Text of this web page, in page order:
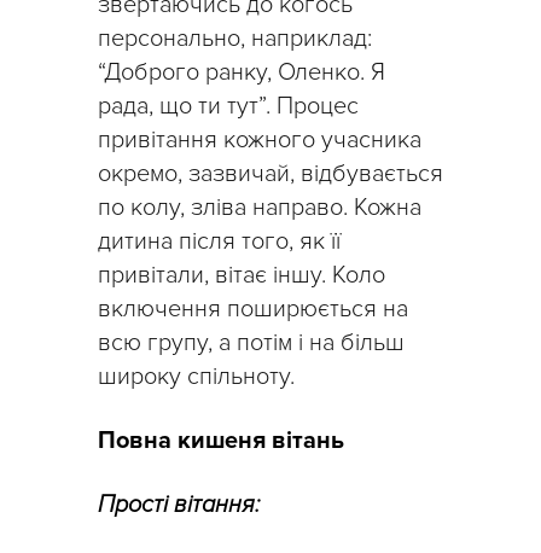
персонально, наприклад:
“Доброго ранку, Оленко. Я
рада, що ти тут”. Процес
привітання кожного учасника
окремо, зазвичай, відбувається
по колу, зліва направо. Кожна
дитина після того, як її
привітали, вітає іншу. Коло
включення поширюється на
всю групу, а потім і на більш
широку спільноту.
Повна кишеня вітань
Прості вітання: